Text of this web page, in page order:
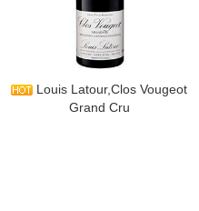
​Louis Latour,Clos Vougeot
Grand Cru